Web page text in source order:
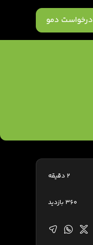
درخواست دمو
2 دقیقه
360 بازدید